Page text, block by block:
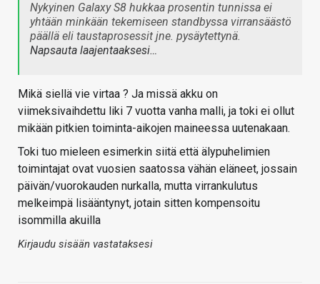
Nykyinen Galaxy S8 hukkaa prosentin tunnissa ei
yhtään minkään tekemiseen standbyssa virransäästö
päällä eli taustaprosessit jne. pysäytettynä.
Napsauta laajentaaksesi…
Mikä siellä vie virtaa ? Ja missä akku on
viimeksivaihdettu liki 7 vuotta vanha malli, ja toki ei ollut
mikään pitkien toiminta-aikojen maineessa uutenakaan.
Toki tuo mieleen esimerkin siitä että älypuhelimien
toimintajat ovat vuosien saatossa vähän eläneet, jossain
päivän/vuorokauden nurkalla, mutta virrankulutus
melkeimpä lisääntynyt, jotain sitten kompensoitu
isommilla akuilla
Kirjaudu sisään vastataksesi